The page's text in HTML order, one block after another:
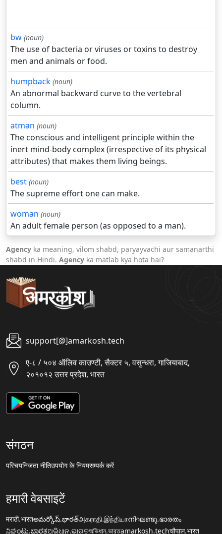
bw (noun)
The use of bacteria or viruses or toxins to destroy
men and animals or food.
humpback (noun)
An abnormal backward curve to the vertebral
column.
atman (noun)
The conscious and intelligent principle within the
inert mind-body complex (irrespective of its physical
attributes) that makes them living beings.
best (noun)
The supreme effort one can make.
woman (noun)
An adult female person (as opposed to a man).
Agency ka meaning, vilom shabd, paryayvachi aur samanarthi
shabd in Hindi. Agency ka matlab kya hota hai?
support[@]amarkosh.tech
ए-८ / ५०४ ऑलिव काउण्टी, सैक्टर ५, वसुन्धरा, गाजियाबाद,
२०१०१२ उत्तर प्रदेश, भारत
संगठन
परिचयनिजता नीतिउपयोग के नियमसम्पर्क करें
हमारी वेबसाइटें
मराठी.भारतఅమర్కోష్.భారత్அகராதி.இந்தியாനിഘണ്ടു.ഭാരതം
ನಿಘಂಟು.ಭಾರತଅଭିଧାନ.ଭାରତঅভিধান.ভারতamarkosh.techचौपाल.भारत